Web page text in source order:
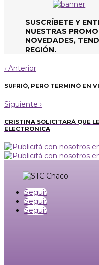
SUSCRÍBETE Y
NUESTRAS
NOVEDADES,
REGIÓN.
‹ Anterior
SUFRIÓ, PERO TERMINÓ EN
Siguiente ›
CRISTINA SOLICITARÁ QUE
ELECTRONICA
Seguir
Seguir
Seguir